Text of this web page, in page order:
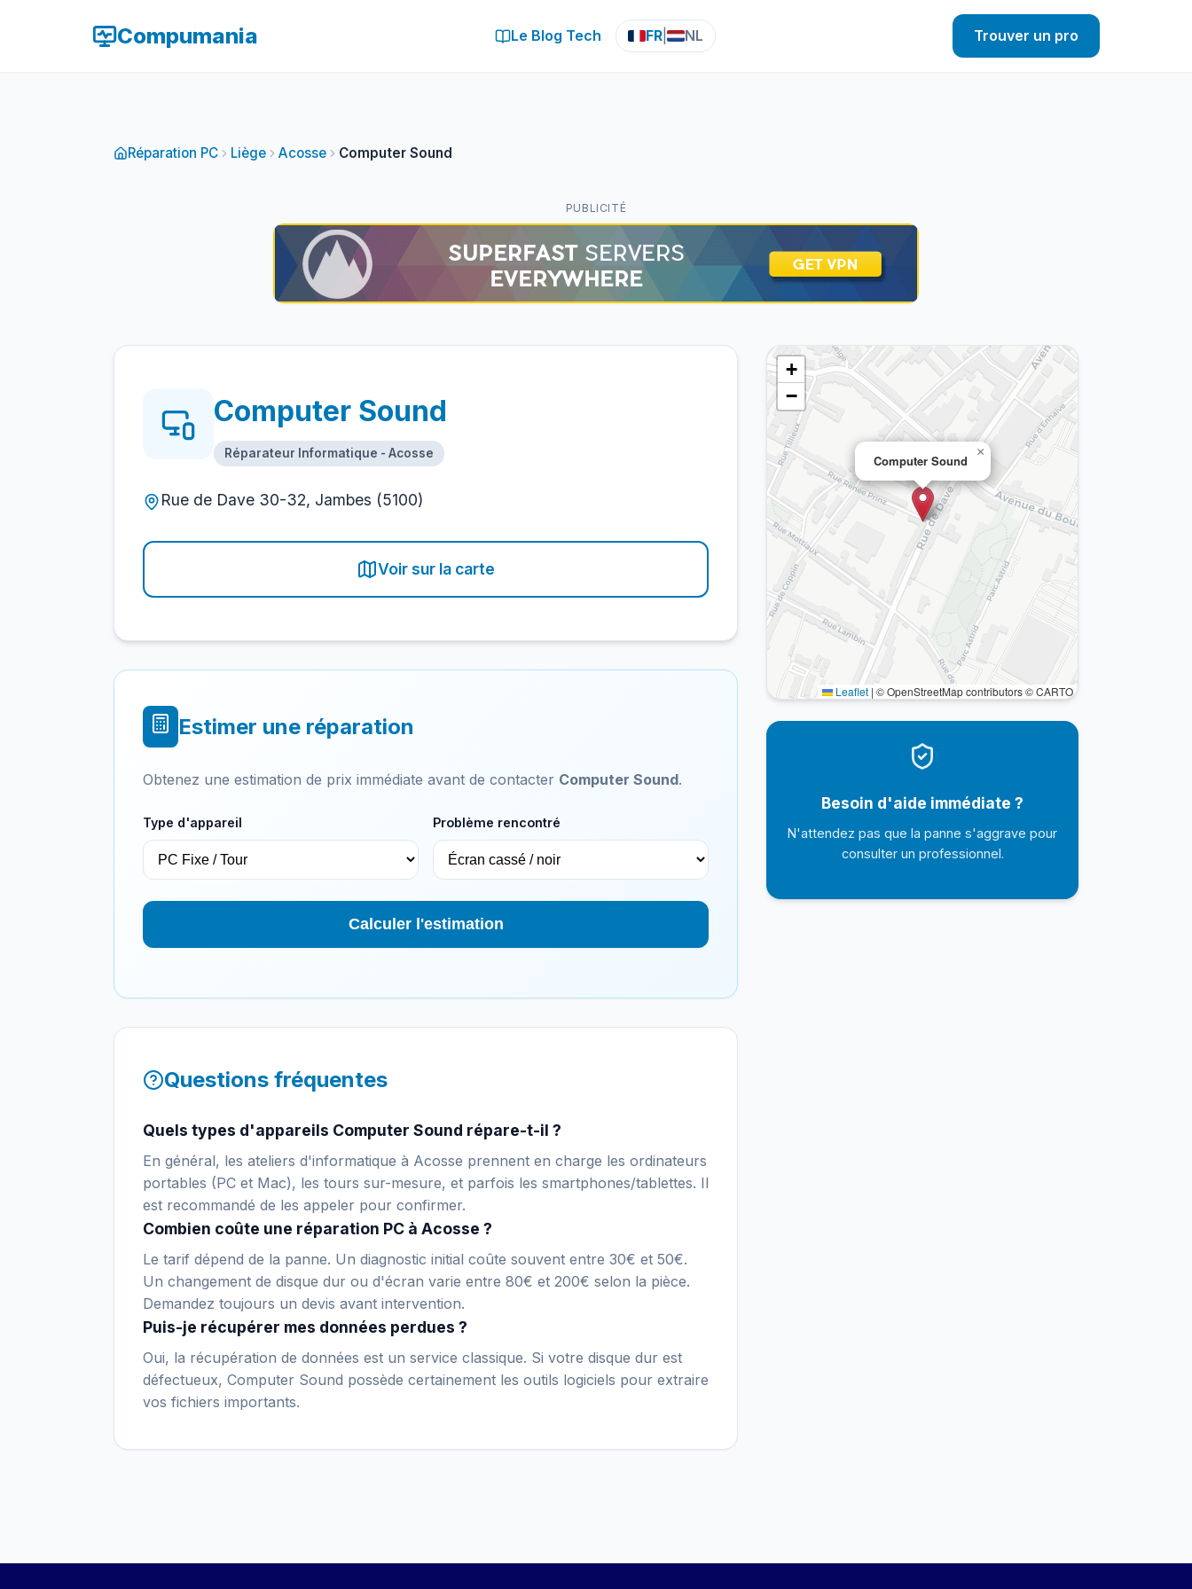
Compumania Le Blog Tech FR NL Trouver un pro
Réparation PC Liège Acosse Computer Sound
PUBLICITÉ
Computer Sound
Réparateur Informatique - Acosse
Rue de Dave 30-32, Jambes (5100)
Voir sur la carte
Estimer une réparation
Obtenez une estimation de prix immédiate avant de contacter Computer Sound.
Type d'appareil Problème rencontré
Calculer l'estimation
Questions fréquentes
Quels types d'appareils Computer Sound répare-t-il ?
En général, les ateliers d'informatique à Acosse prennent en charge les ordinateurs
portables (PC et Mac), les tours sur-mesure, et parfois les smartphones/tablettes. Il
est recommandé de les appeler pour confirmer.
Combien coûte une réparation PC à Acosse ?
Le tarif dépend de la panne. Un diagnostic initial coûte souvent entre 30€ et 50€.
Un changement de disque dur ou d'écran varie entre 80€ et 200€ selon la pièce.
Demandez toujours un devis avant intervention.
Puis-je récupérer mes données perdues ?
Oui, la récupération de données est un service classique. Si votre disque dur est
défectueux, Computer Sound possède certainement les outils logiciels pour extraire
vos fichiers importants.
Computer Sound
×
+
−
Leaflet | © OpenStreetMap contributors © CARTO
Besoin d'aide immédiate ?
N'attendez pas que la panne s'aggrave pour
consulter un professionnel.